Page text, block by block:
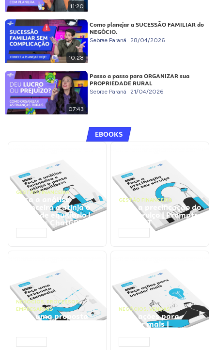
11:20
10:28
Como planejar a SUCESSÃO FAMILIAR do
NEGÓCIO.
Sebrae Paraná 28/04/2026
07:43
Passo a passo para ORGANIZAR sua
PROPRIEDADE RURAL
Sebrae Paraná 21/04/2026
EBOOKS
GESTÃO FINANCEIRA
Faça a análise
financeira e atinja o
ponto de equilíbrio |
Prompts ChatGPT
GESTÃO FINANCEIRA
Faça a precificação do
seu serviço | Prompts
ChatGPT
NEGÓCIOS, PROCESSOS
EMPRESARIAIS
Faça uma proposta
NEGÓCIOS, VENDAS
Faça ações para
vender mais |